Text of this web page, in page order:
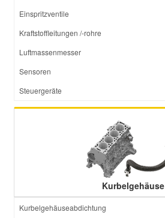
Einspritzventile
Kraftstoffleitungen /-rohre
Luftmassenmesser
Sensoren
Steuergeräte
Kurbelgehäuse
Kurbelgehäuseabdichtung
Suzuki Ersatzteile
Toyota Ersatzteile
Vauxhall Ersatzteile